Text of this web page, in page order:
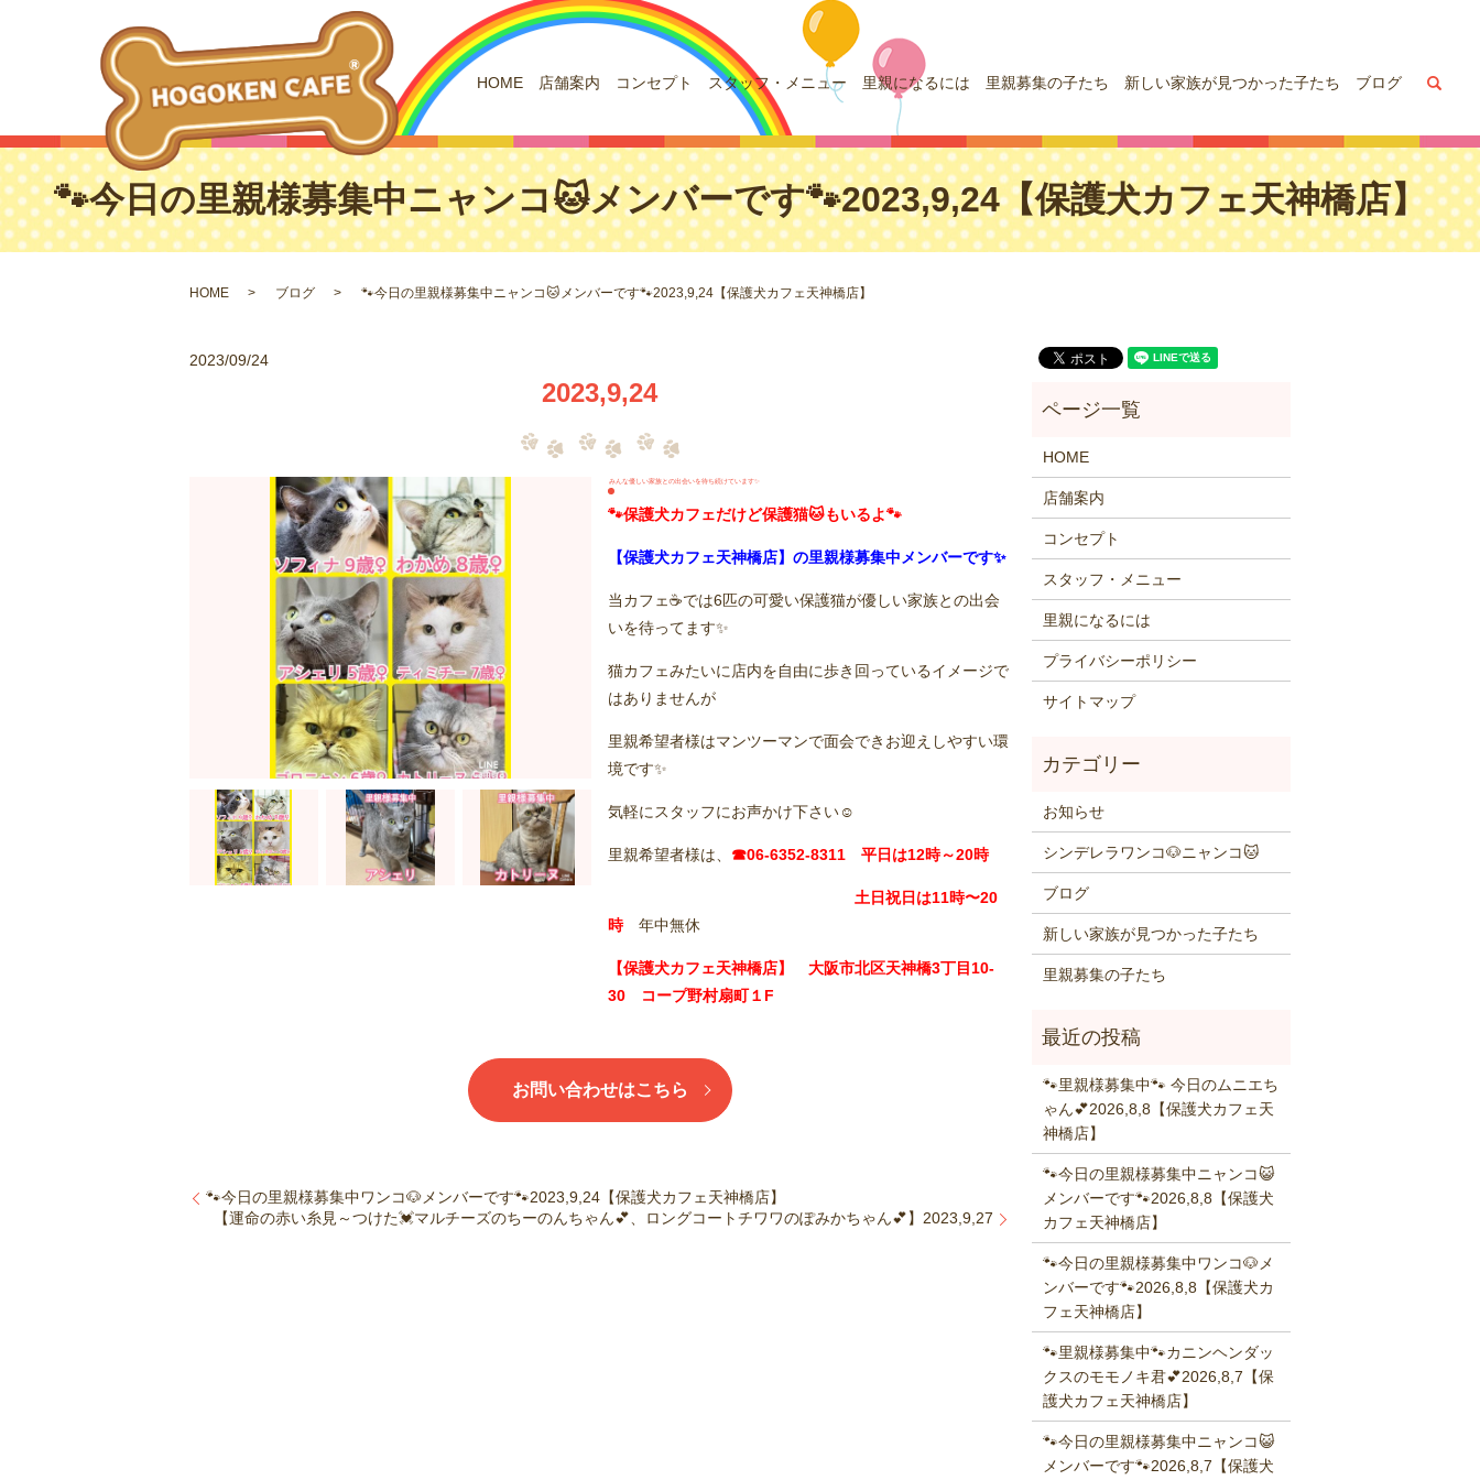
HOME 店舗案内 コンセプト スタッフ・メニュー 里親になるには 里親募集の子たち 新しい家族が見つかった子たち ブログ
🐾今日の里親様募集中ニャンコ🐱メンバーです🐾2023,9,24【保護犬カフェ天神橋店】
HOME ブログ 🐾今日の里親様募集中ニャンコ🐱メンバーです🐾2023,9,24【保護犬カフェ天神橋店】
2023/09/24
2023,9,24
みんな優しい家族との出会いを待ち続けています✨
🐾保護犬カフェだけど保護猫🐱もいるよ🐾
【保護犬カフェ天神橋店】の里親様募集中メンバーです✨
当カフェ☕️では6匹の可愛い保護猫が優しい家族との出会
いを待ってます✨
猫カフェみたいに店内を自由に歩き回っているイメージで
はありませんが
里親希望者様はマンツーマンで面会できお迎えしやすい環
境です✨
気軽にスタッフにお声かけ下さい☺️
里親希望者様は、 ☎06-6352-8311 平日は12時～20時
土日祝日は11時〜20
時年中無休
【保護犬カフェ天神橋店】 大阪市北区天神橋3丁目10-
30 コープ野村扇町１F
お問い合わせはこちら
🐾今日の里親様募集中ワンコ🐶メンバーです🐾2023,9,24【保護犬カフェ天神橋店】
【運命の赤い糸見～つけた💓マルチーズのちーのんちゃん💕、ロングコートチワワのぽみかちゃん💕】2023,9,27
HOME
店舗案内
コンセプト
スタッフ・メニュー
里親になるには
プライバシーポリシー
サイトマップ
お知らせ
シンデレラワンコ🐶ニャンコ🐱
ブログ
新しい家族が見つかった子たち
里親募集の子たち
🐾里親様募集中🐾 今日のムニエち
ゃん💕2026,8,8【保護犬カフェ天
神橋店】
🐾今日の里親様募集中ニャンコ😺
メンバーです🐾2026,8,8【保護犬
カフェ天神橋店】
🐾今日の里親様募集中ワンコ🐶メ
ンバーです🐾2026,8,8【保護犬カ
フェ天神橋店】
🐾里親様募集中🐾カニンヘンダッ
クスのモモノキ君💕2026,8,7【保
護犬カフェ天神橋店】
🐾今日の里親様募集中ニャンコ😺
メンバーです🐾2026,8,7【保護犬